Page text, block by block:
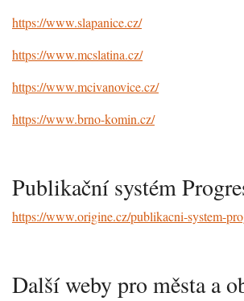
https://www.slapanice.cz/
https://www.mcslatina.cz/
https://www.mcivanovice.cz/
https://www.brno-komin.cz/
Publikační systém
https://www.origine.cz/publikacni-system-
Další weby pro města a